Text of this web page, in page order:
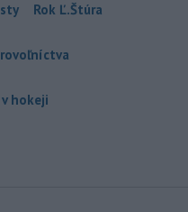
Rok Ľ.Štúra
v hokeji